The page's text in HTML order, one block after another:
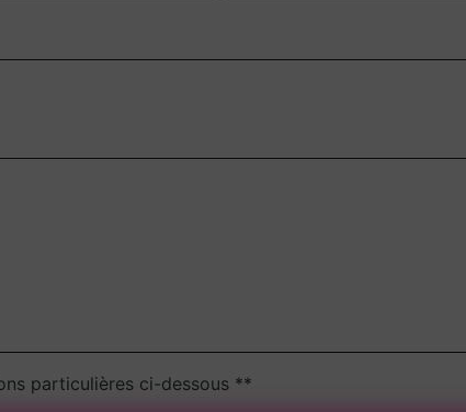
particulières ci-dessous **